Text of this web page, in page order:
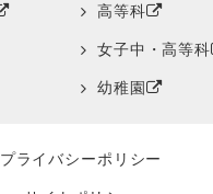
高等科
女子中・高等科
幼稚園
プライバシーポリシー